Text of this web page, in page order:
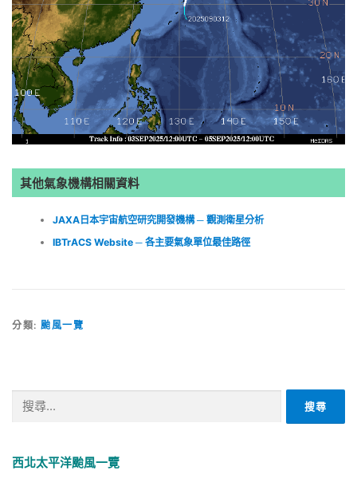
其他氣象機構相關資料
JAXA日本宇宙航空研究開發機構 ─ 觀測衛星分析
IBTrACS Website ─ 各主要氣象單位最佳路徑
分類: 颱風一覽
字:
西北太平洋颱風一覽